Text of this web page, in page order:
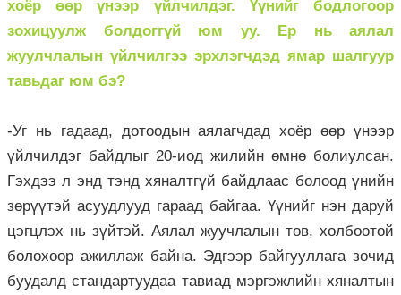
хоёр өөр үнээр үйлчилдэг. Үүнийг бодлогоор
зохицуулж болдоггүй юм уу. Ер нь аялал
жуулчлалын үйлчилгээ эрхлэгчдэд ямар шалгуур
тавьдаг юм бэ?
-Уг нь гадаад, дотоодын аялагчдад хоёр өөр үнээр
үйлчилдэг байдлыг 20-иод жилийн өмнө болиулсан.
Гэхдээ л энд тэнд хяналтгүй байдлаас болоод үнийн
зөрүүтэй асуудлууд гараад байгаа. Үүнийг нэн даруй
цэгцлэх нь зүйтэй. Аялал жуучлалын төв, холбоотой
болохоор ажиллаж байна. Эдгээр байгууллага зочид
буудалд стандартуудаа тавиад мэргэжлийн хяналтын